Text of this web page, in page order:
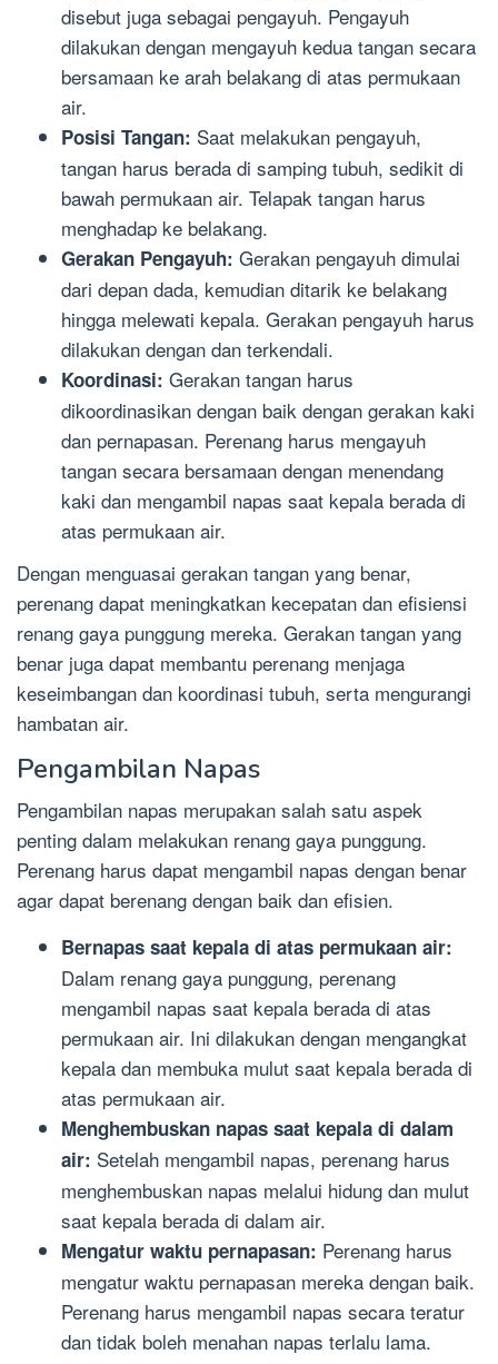
disebut juga sebagai pengayuh. Pengayuh
dilakukan dengan mengayuh kedua tangan secara
bersamaan ke arah belakang di atas permukaan
air.
Posisi Tangan: Saat melakukan pengayuh,
tangan harus berada di samping tubuh, sedikit di
bawah permukaan air. Telapak tangan harus
menghadap ke belakang.
Gerakan Pengayuh: Gerakan pengayuh dimulai
dari depan dada, kemudian ditarik ke belakang
hingga melewati kepala. Gerakan pengayuh harus
dilakukan dengan dan terkendali.
Koordinasi: Gerakan tangan harus
dikoordinasikan dengan baik dengan gerakan kaki
dan pernapasan. Perenang harus mengayuh
tangan secara bersamaan dengan menendang
kaki dan mengambil napas saat kepala berada di
atas permukaan air.
Dengan menguasai gerakan tangan yang benar,
perenang dapat meningkatkan kecepatan dan efisiensi
renang gaya punggung mereka. Gerakan tangan yang
benar juga dapat membantu perenang menjaga
keseimbangan dan koordinasi tubuh, serta mengurangi
hambatan air.
Pengambilan Napas
Pengambilan napas merupakan salah satu aspek
penting dalam melakukan renang gaya punggung.
Perenang harus dapat mengambil napas dengan benar
agar dapat berenang dengan baik dan efisien.
Bernapas saat kepala di atas permukaan air:
Dalam renang gaya punggung, perenang
mengambil napas saat kepala berada di atas
permukaan air. Ini dilakukan dengan mengangkat
kepala dan membuka mulut saat kepala berada di
atas permukaan air.
Menghembuskan napas saat kepala di dalam
air: Setelah mengambil napas, perenang harus
menghembuskan napas melalui hidung dan mulut
saat kepala berada di dalam air.
Mengatur waktu pernapasan: Perenang harus
mengatur waktu pernapasan mereka dengan baik.
Perenang harus mengambil napas secara teratur
dan tidak boleh menahan napas terlalu lama.